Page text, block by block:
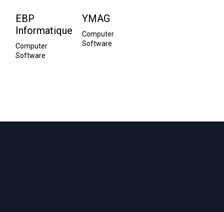
EBP
Informatique
Computer
Software
YMAG
Computer
Software